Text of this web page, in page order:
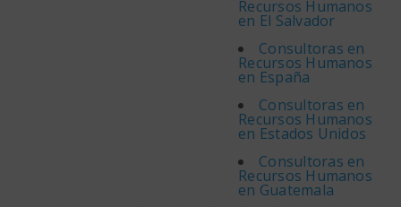
Recursos Humanos
en El Salvador
Consultoras en
Recursos Humanos
en España
Consultoras en
Recursos Humanos
en Estados Unidos
Consultoras en
Recursos Humanos
en Guatemala